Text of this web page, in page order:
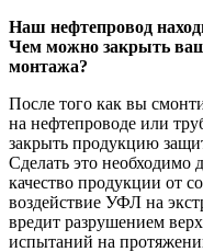
Наш нефтепровод
Чем можно закрыть
монтажа?
После того как вы
на нефтепроводе или
закрыть продукцию
Сделать это необходимо
качество продукции от
воздействие УФЛ на
вредит разрушением
испытаний на